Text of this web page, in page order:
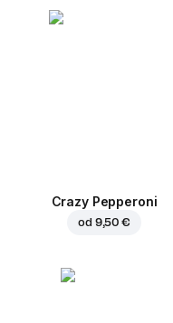
Crazy Pepperoni
od 9,50 €